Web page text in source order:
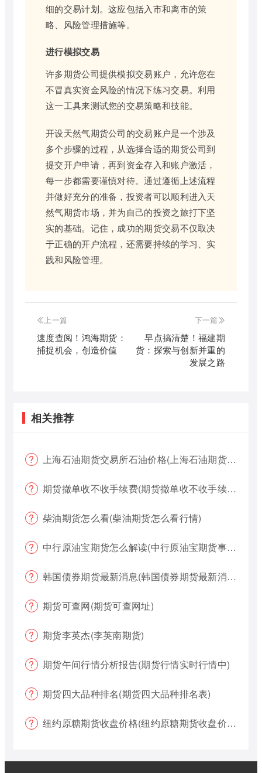
细的交易计划。这应包括入市和离市的策
略、风险管理措施等。
进行模拟交易
许多期货公司提供模拟交易账户，允许您在
不冒真实资金风险的情况下练习交易。利用
这一工具来测试您的交易策略和技能。
开设天然气期货公司的交易账户是一个涉及
多个步骤的过程，从选择合适的期货公司到
提交开户申请，再到资金存入和账户激活，
每一步都需要谨慎对待。通过遵循上述流程
并做好充分的准备，投资者可以顺利进入天
然气期货市场，并为自己的投资之旅打下坚
实的基础。记住，成功的期货交易不仅取决
于正确的开户流程，还需要持续的学习、实
践和风险管理。
上一篇
速度查阅！鸿海期货：
捕捉机会，创造价值
下一篇
早点搞清楚！福建期
货：探索与创新并重的
发展之路
相关推荐
上海石油期货交易所石油价格(上海石油期货交易所石油价格查询)
期货撤单收不收手续费(期货撤单收不收手续费用)
柴油期货怎么看(柴油期货怎么看行情)
中行原油宝期货怎么解读(中行原油宝期货事件)
韩国债券期货最新消息(韩国债券期货最新消息新闻)
期货可查网(期货可查网址)
期货李英杰(李英南期货)
期货午间行情分析报告(期货行情实时行情中)
期货四大品种排名(期货四大品种排名表)
纽约原糖期货收盘价格(纽约原糖期货收盘价格是多少)